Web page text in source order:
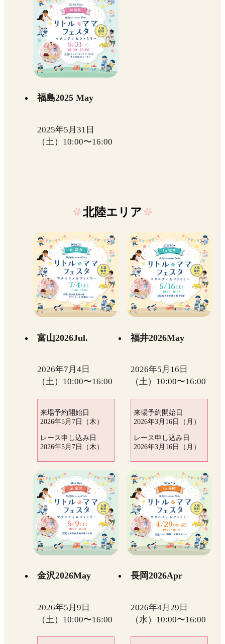
福島2025 May
2025年5月31日
（土）10:00〜16:00
北陸エリア
富山2026Jul.
2026年7月4日
（土）10:00〜16:00
来場予約開始日
2026年5月7日（木）
レース申し込み日
2026年5月7日（木）
福井2026May
2026年5月16日
（土）10:00〜16:00
来場予約開始日
2026年3月16日（月）
レース申し込み日
2026年3月16日（月）
金沢2026May
2026年5月9日
（土）10:00〜16:00
長岡2026Apr
2026年4月29日
（水）10:00〜16:00